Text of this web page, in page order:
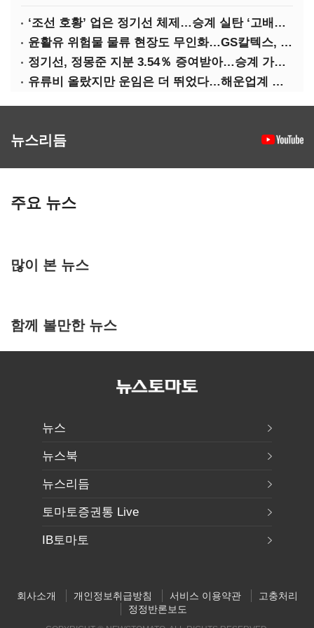
‘조선 호황’ 업은 정기선 체제…승계 실탄 ‘고배당’ 주목
윤활유 위험물 물류 현장도 무인화…GS칼텍스, 디지털 전환 가속
정기선, 정몽준 지분 3.54％ 증여받아…승계 가속화
유류비 올랐지만 운임은 더 뛰었다…해운업계 실적 ‘순항’
뉴스리듬
주요 뉴스
많이 본 뉴스
함께 볼만한 뉴스
뉴스
뉴스북
뉴스리듬
토마토증권통 Live
IB토마토
회사소개 개인정보취급방침 서비스 이용약관
고충처리
정정반론보도